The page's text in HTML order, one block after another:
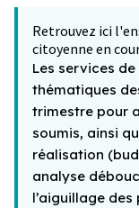
−
Retrouvez ici
citoyenne en
Les services
thématiques
trimestre pour
soumis, ainsi
réalisation
analyse
l’aiguillage des